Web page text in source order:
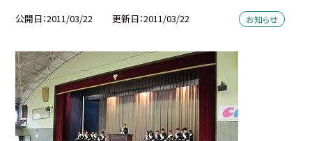
公開日 2011/03/22 更新日 2011/03/22 お知らせ